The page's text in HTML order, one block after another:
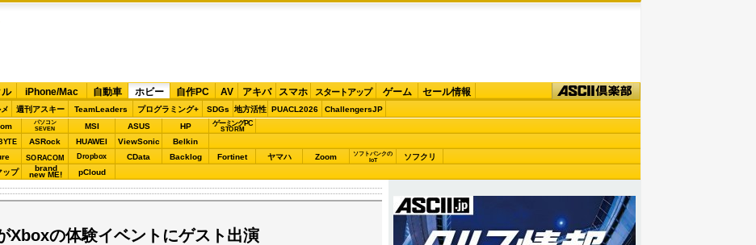
iPhone/Mac 自動車 ホビー 自作PC AV アキバ スマホ スタートアップ ゲーム セール情報
週刊アスキー TeamLeaders プログラミング+ SDGs 地方活性 PUACL2026 ChallengersJP
パソコン
SEVEN
MSI ASUS HP ゲーミングPC
STORM
ASRock HUAWEI ViewSonic Belkin
SORACOM Dropbox CData Backlog Fortinet ヤマハ Zoom
ソフトバンクの
IoT
ソフクリ
ップ brand
new ME! pCloud
Xboxの体験イベントにゲスト出演